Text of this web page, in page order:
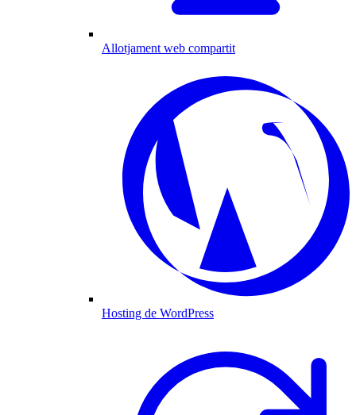
Allotjament web compartit
Hosting de WordPress